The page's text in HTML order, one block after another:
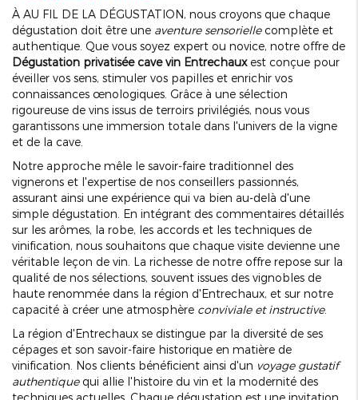
À AU FIL DE LA DÉGUSTATION, nous croyons que chaque
dégustation doit être une aventure sensoriellecomplète et
authentique. Que vous soyez expert ou novice, notre offre de
Dégustation privatisée cave vin Entrechauxest conçue pour
éveiller vos sens, stimuler vos papilles et enrichir vos
connaissances œnologiques. Grâce à une sélection
rigoureuse de vins issus de terroirs privilégiés, nous vous
garantissons une immersion totale dans l'univers de la vigne
et de la cave.
Notre approche mêle le savoir-faire traditionnel des
vignerons et l'expertise de nos conseillers passionnés,
assurant ainsi une expérience qui va bien au-delà d'une
simple dégustation. En intégrant des commentaires détaillés
sur les arômes, la robe, les accords et les techniques de
vinification, nous souhaitons que chaque visite devienne une
véritable leçon de vin. La richesse de notre offre repose sur la
qualité de nos sélections, souvent issues des vignobles de
haute renommée dans la région d'Entrechaux, et sur notre
capacité à créer une atmosphère conviviale et instructive.
La région d'Entrechaux se distingue par la diversité de ses
cépages et son savoir-faire historique en matière de
vinification. Nos clients bénéficient ainsi d'un voyage gustatif
authentiquequi allie l'histoire du vin et la modernité des
techniques actuelles. Chaque dégustation est une invitation